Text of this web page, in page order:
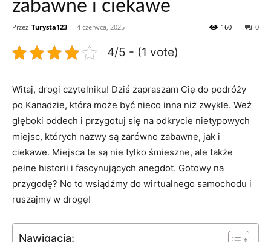
zabawne i ciekawe
Przez Turysta123 - 4 czerwca, 2025 0
160
4/5 - (1 vote)
Witaj, drogi czytelniku! Dziś zapraszam Cię⁤ do podróży‍
po Kanadzie, która może ‌być nieco ​inna niż zwykle.​ Weź
⁣głęboki oddech ​i przygotuj ⁣się na odkrycie nietypowych
miejsc, których nazwy⁤ są zarówno zabawne, jak i
ciekawe. Miejsca‍ te są nie tylko śmieszne, ale także
pełne historii i fascynujących anegdot. Gotowy na
przygodę? No to wsiądźmy⁢ do wirtualnego samochodu i
ruszajmy ⁣w ⁢drogę!
Nawigacja: